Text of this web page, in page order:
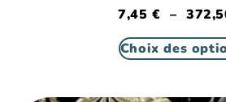
7,45€ –
Choix des